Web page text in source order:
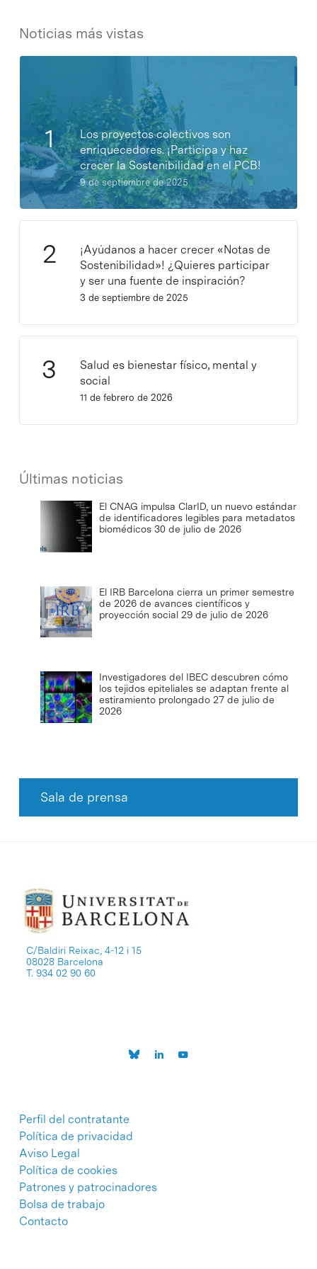
Noticias más vistas
Los proyectos colectivos son
enriquecedores. ¡Participa y haz
crecer la Sostenibilidad en el PCB!
9 de septiembre de 2025
¡Ayúdanos a hacer crecer «Notas de
Sostenibilidad»! ¿Quieres participar
y ser una fuente de inspiración?
3 de septiembre de 2025
Salud es bienestar físico, mental y
social
11 de febrero de 2026
Últimas noticias
El CNAG impulsa ClarID, un nuevo estándar
de identificadores legibles para metadatos
biomédicos 30 de julio de 2026
El IRB Barcelona cierra un primer semestre
de 2026 de avances científicos y
proyección social 29 de julio de 2026
Investigadores del IBEC descubren cómo
los tejidos epiteliales se adaptan frente al
estiramiento prolongado 27 de julio de
2026
Sala de prensa
C/Baldiri Reixac, 4-12 i 15
08028 Barcelona
T. 934 02 90 60
Perfil del contratante
Política de privacidad
Aviso Legal
Política de cookies
Patrones y patrocinadores
Bolsa de trabajo
Contacto